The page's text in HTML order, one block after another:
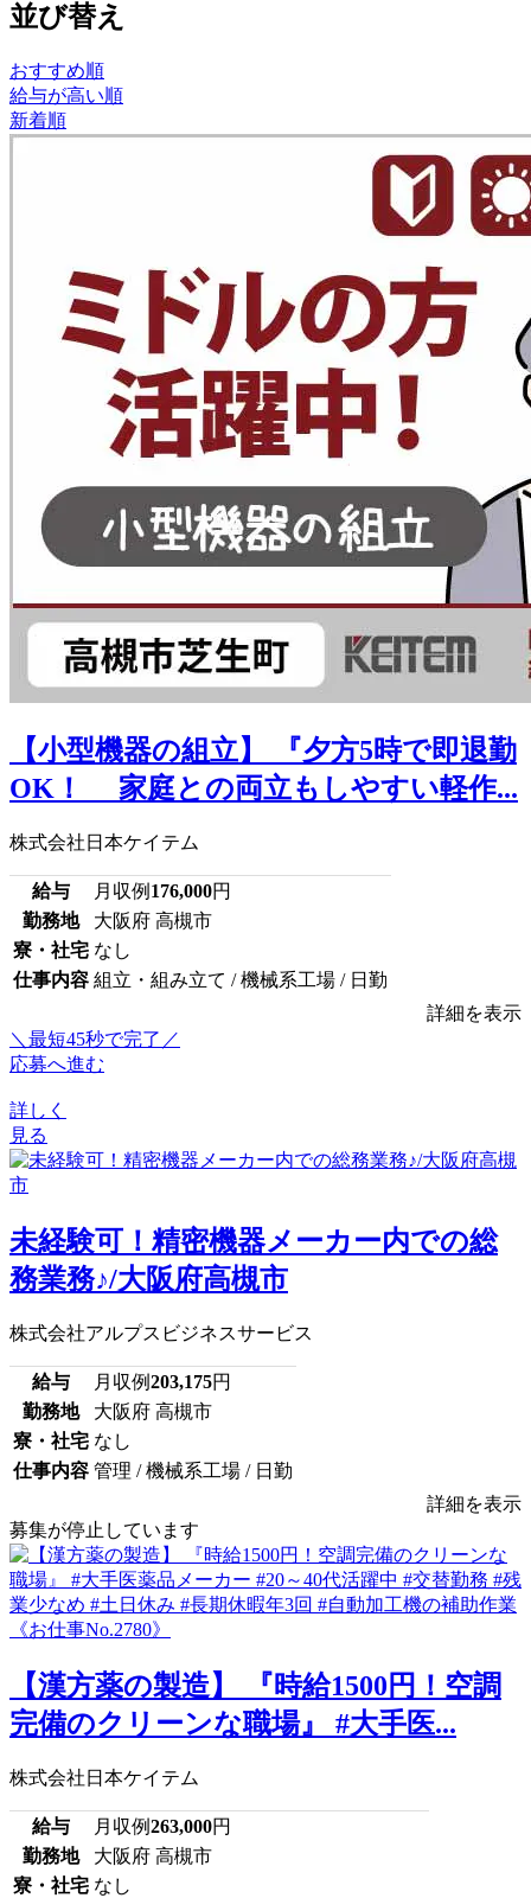
並び替え
おすすめ順
給与が高い順
新着順
【小型機器の組立】 『夕方5時で即退勤
OK！ 家庭との両立もしやすい軽作...
株式会社日本ケイテム
給与 月収例 176,000円
勤務地
大阪府 高槻市
寮・社宅 なし
仕事内容 組立・組み立て / 機械系工場 / 日勤
詳細を表示
＼最短45秒で完了／
応募へ進む
詳しく
見る
未経験可！精密機器メーカー内での総
務業務♪/大阪府高槻市
株式会社アルプスビジネスサービス
給与 月収例203,175円
勤務地
大阪府 高槻市
寮・社宅 なし
仕事内容 管理 / 機械系工場 / 日勤
詳細を表示
募集が停止しています
【漢方薬の製造】 『時給1500円！空調
完備のクリーンな職場』 #大手医...
株式会社日本ケイテム
給与 月収例263,000円
勤務地
大阪府 高槻市
寮・社宅 なし